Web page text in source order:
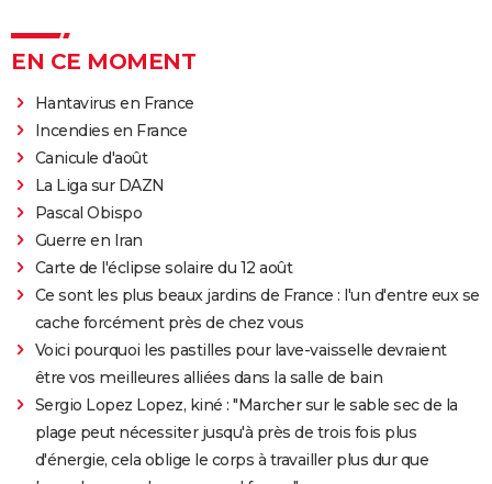
EN CE MOMENT
Hantavirus en France
Incendies en France
Canicule d'août
La Liga sur DAZN
Pascal Obispo
Guerre en Iran
Carte de l'éclipse solaire du 12 août
Ce sont les plus beaux jardins de France : l'un d'entre eux se
cache forcément près de chez vous
Voici pourquoi les pastilles pour lave-vaisselle devraient
être vos meilleures alliées dans la salle de bain
Sergio Lopez Lopez, kiné : "Marcher sur le sable sec de la
plage peut nécessiter jusqu'à près de trois fois plus
d'énergie, cela oblige le corps à travailler plus dur que